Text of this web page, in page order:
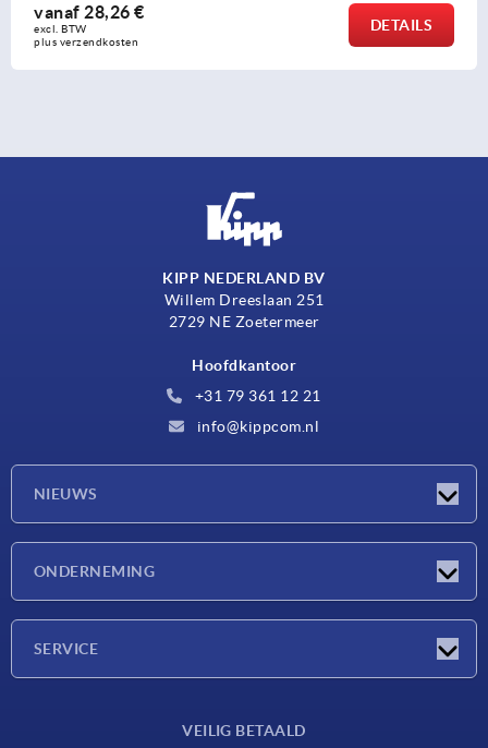
vanaf95,14 €
excl. BTW
plus verzendkosten
DETAILS
KIPP NEDERLAND BV
Willem Dreeslaan 251
2729 NE Zoetermeer
Hoofdkantoor
+31 79 361 12 21
info@kippcom.nl
NIEUWS
ONDERNEMING
SERVICE
VEILIG BETAALD